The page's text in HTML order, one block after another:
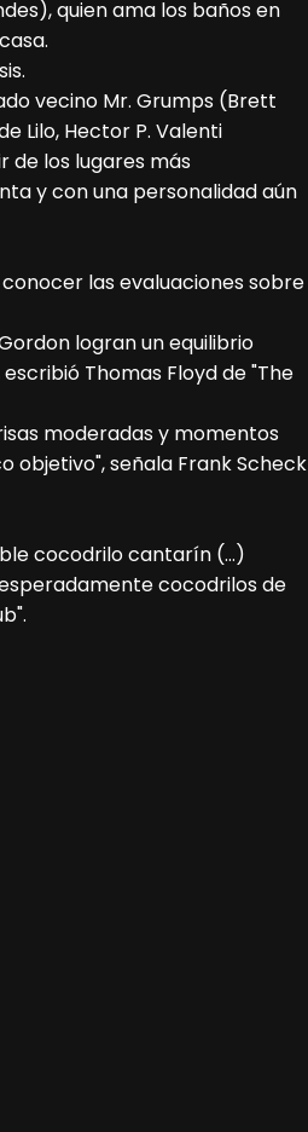
quien ama los baños en
vecino Mr. Grumps (Brett
Lilo, Hector P. Valenti
de los lugares más
y con una personalidad aún
las evaluaciones sobre
logran un equilibrio
Thomas Floyd de "The
moderadas y momentos
objetivo", señala Frank Scheck
cocodrilo cantarín (…)
cocodrilos de